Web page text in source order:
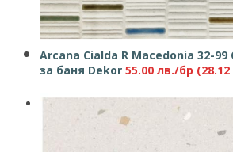
Arcana Cialda R Macedonia 32-
за баня Dekor 55.00 лв./бр